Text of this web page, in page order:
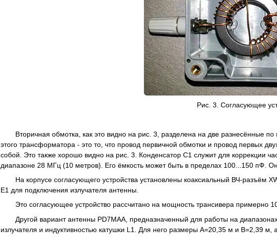
Рис. 3. Согласующее
Вторичная обмотка, как это видно на рис. 3, разделена на две разнесённые по
этого трансформатора - это то, что провод первичной обмотки и провод первых
собой. Это также хорошо видно на рис. 3. Конденсатор С1 служит для коррекции
диапазоне 28 МГц (10 метров). Его ёмкость может быть в пределах 100...150 пФ.
На корпусе согласующего устройства установлены коаксиальный ВЧ-разъём
Е1 для подключения излучателя антенны.
Это согласующее устройство рассчитано на мощность трансивера примерно
Другой вариант антенны PD7MAA, предназначенный для работы на
излучателя и индуктивностью катушки L1. Для него размеры А=20,35 м и В=2,39 м,